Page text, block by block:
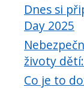
Dnes si
Day 2025
životy
Co je to